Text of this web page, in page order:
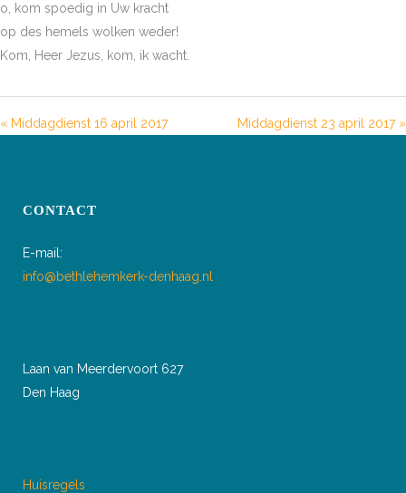
o, kom spoedig in Uw kracht
op des hemels wolken weder!
Kom, Heer Jezus, kom, ik wacht.
« Middagdienst 16 april 2017 Middagdienst 23 april 2017 »
CONTACT
E-mail:
info@bethlehemkerk-denhaag.nl
Laan van Meerdervoort 627
Den Haag
Huisregels